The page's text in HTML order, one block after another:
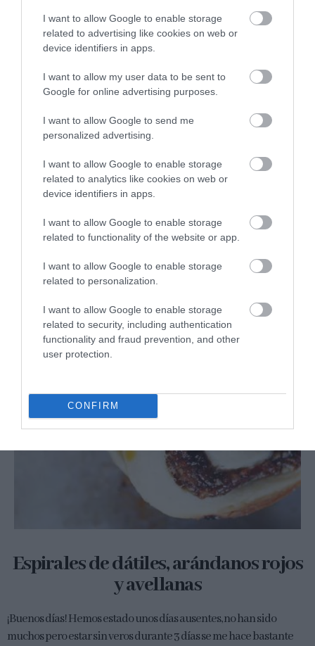
I want to allow Google to enable storage
related to advertising like cookies on web or
device identifiers in apps.
I want to allow my user data to be sent to
Google for online advertising purposes.
I want to allow Google to send me
personalized advertising.
I want to allow Google to enable storage
related to analytics like cookies on web or
device identifiers in apps.
I want to allow Google to enable storage
related to functionality of the website or app.
I want to allow Google to enable storage
related to personalization.
I want to allow Google to enable storage
related to security, including authentication
functionality and fraud prevention, and other
user protection.
CONFIRM
Galette de melocotón, arándanos y
moras al azafrán
Buenos días! Tras una buena temporada de descanso volvemos a
la carga con mucha energía y sobretodo ilusión. Hoy es un día
especial para mi porque... es mi cumpleaños! Es increíble como...
Eva 23 julio, 2013
Espirales de dátiles, arándanos rojos
y avellanas
¡Buenos días! Hemos estado unos días ausentes, no han sido
muchos pero estar sin veros durante 3 días se me hace bastante